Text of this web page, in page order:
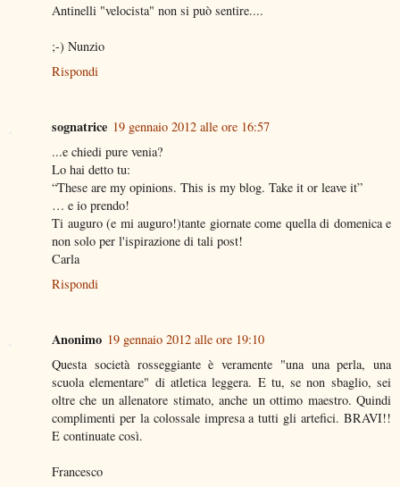
Antinelli "velocista" non si può sentire....
;-) Nunzio
Rispondi
sognatrice 19 gennaio 2012 alle ore 16:57
...e chiedi pure venia?
Lo hai detto tu:
“These are my opinions. This is my blog. Take it or leave it”
… e io prendo!
Ti auguro (e mi auguro!)tante giornate come quella di domenica e
non solo per l'ispirazione di tali post!
Carla
Rispondi
Anonimo 19 gennaio 2012 alle ore 19:10
Questa società rosseggiante è veramente "una una perla, una
scuola elementare" di atletica leggera. E tu, se non sbaglio, sei
oltre che un allenatore stimato, anche un ottimo maestro. Quindi
complimenti per la colossale impresa a tutti gli artefici. BRAVI!!
E continuate così.
Francesco